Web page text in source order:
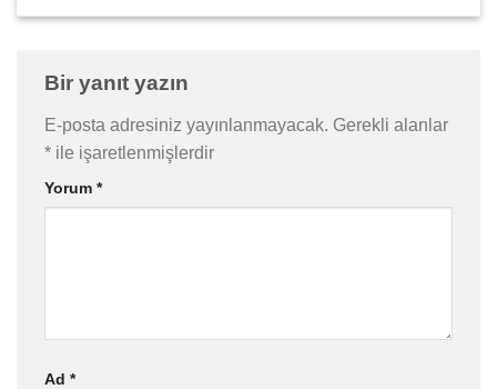
Bir yanıt yazın
E-posta adresiniz yayınlanmayacak. Gerekli alanlar
* ile işaretlenmişlerdir
Yorum *
Ad *